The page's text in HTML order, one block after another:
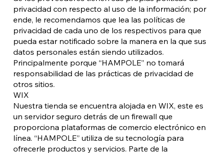
privacidad con respecto al uso de la información; por
ende, le recomendamos que lea las políticas de
privacidad de cada uno de los respectivos para que
pueda estar notificado sobre la manera en la que sus
datos personales están siendo utilizados.
Principalmente porque “HAMPOLE” no tomará
responsabilidad de las prácticas de privacidad de
otros sitios.
WIX
Nuestra tienda se encuentra alojada en WIX, este es
un servidor seguro detrás de un firewall que
proporciona plataformas de comercio electrónico en
línea. “HAMPOLE” utiliza de su tecnología para
ofrecerle productos y servicios. Parte de la